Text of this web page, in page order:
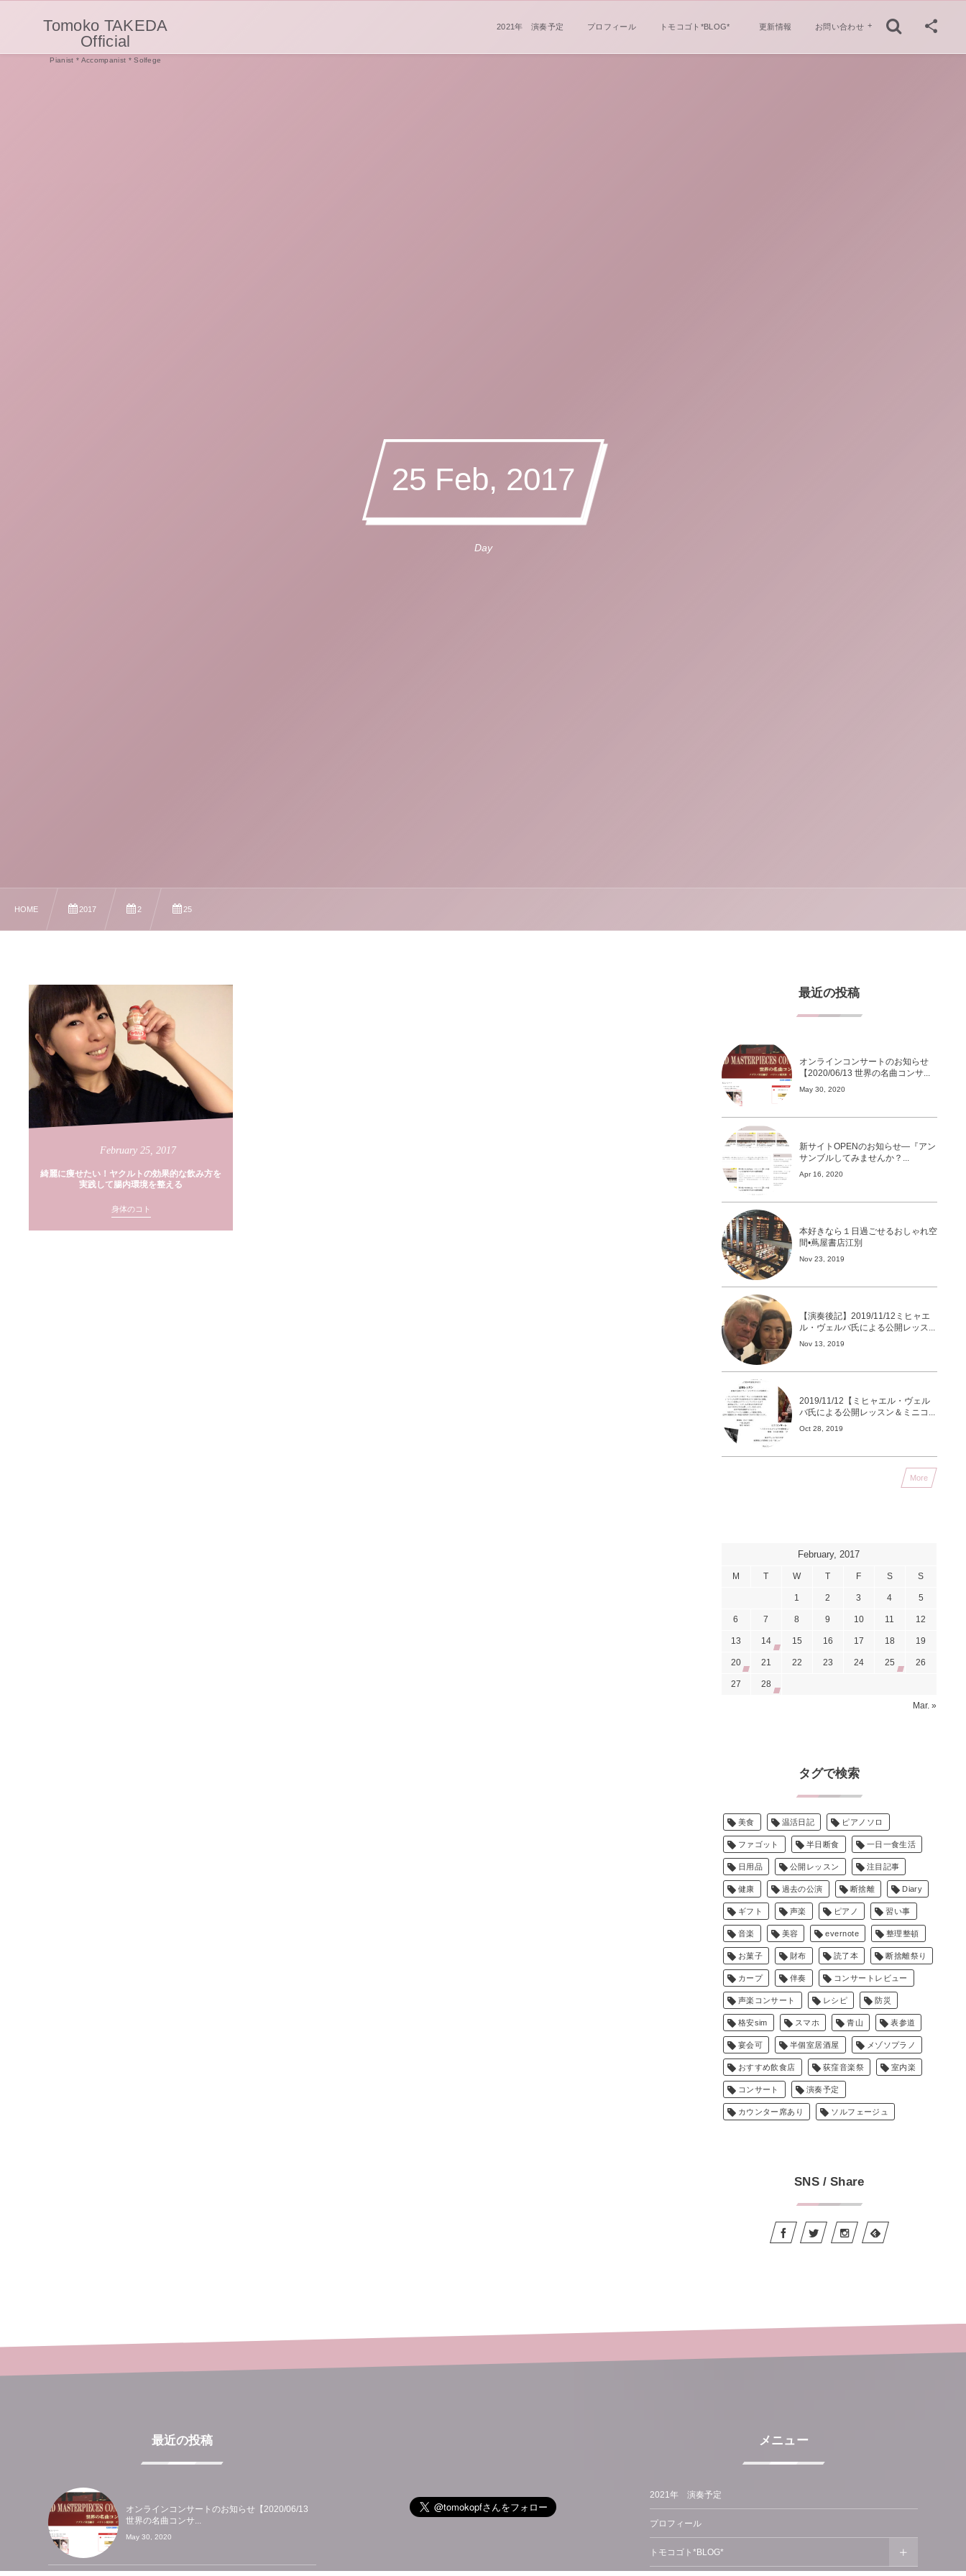
Tomoko TAKEDA
Official
Pianist * Accompanist * Solfege
2021年 演奏予定 プロフィール トモコゴト*BLOG* 更新情報 お問い合わせ
25 Feb, 2017
Day
HOME 2017 2 25
February 25 2017
綺麗に痩せたい！ヤクルトの効果的な飲み方を
実践して腸内環境を整える
身体のコト
最近の投稿
オンラインコンサートのお知らせ
【2020/06/13 世界の名曲コンサ...
May 30, 2020
新サイトOPENのお知らせ—『アン
サンブルしてみませんか？...
Apr 16, 2020
本好きなら１日過ごせるおしゃれ空
間•蔦屋書店江別
Nov 23, 2019
【演奏後記】2019/11/12ミヒャエ
ル・ヴェルバ氏による公開レッス...
Nov 13, 2019
2019/11/12【ミヒャエル・ヴェル
バ氏による公開レッスン＆ミニコ...
Oct 28, 2019
More
February, 2017
M T W T F S S
Mar. »
1 2 3 4 5
6 7 8 9 10 11 12
13 14 15 16 17 18 19
20 21 22 23 24 25 26
27 28
タグで検索
美食 温活日記 ピアノソロ
ファゴット 半日断食 一日一食生活
日用品 公開レッスン 注目記事
健康 過去の公演 断捨離 Diary
ギフト 声楽 ピアノ 習い事
音楽 美容 evernote 整理整頓
お菓子 財布 読了本 断捨離祭り
カープ 伴奏 コンサートレビュー
声楽コンサート レシピ 防災
格安sim スマホ 青山 表参道
宴会可 半個室居酒屋 メゾソプラノ
おすすめ飲食店 荻窪音楽祭 室内楽
コンサート 演奏予定
カウンター席あり ソルフェージュ
SNS / Share
最近の投稿
オンラインコンサートのお知らせ【2020/06/13
世界の名曲コンサ...
May 30, 2020
メニュー
2021年 演奏予定
プロフィール
トモコゴト*BLOG*